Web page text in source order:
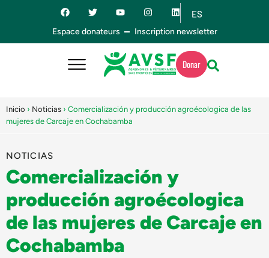
ES
EN
Espace donateurs Inscription newsletter
Donar
Inicio › Noticias › Comercialización y producción agroécologica de las
mujeres de Carcaje en Cochabamba
NOTICIAS
Comercialización y
producción agroécologica
de las mujeres de Carcaje en
Cochabamba